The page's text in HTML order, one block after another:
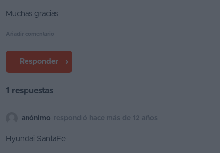
Foro
Guías
de
Concesionarios
Muchas gracias
Añadir comentario
Responder
1 respuestas
anónimo respondió hace más de 12 años
Hyundai SantaFe